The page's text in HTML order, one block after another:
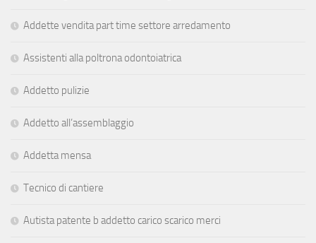
Addette vendita part time settore arredamento
Assistenti alla poltrona odontoiatrica
Addetto pulizie
Addetto all’assemblaggio
Addetta mensa
Tecnico di cantiere
Autista patente b addetto carico scarico merci